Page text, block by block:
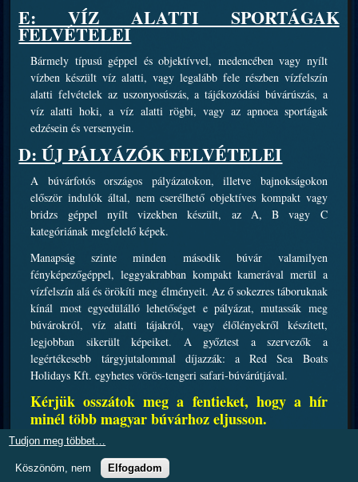
E: VÍZ ALATTI SPORTÁGAK
FELVÉTELEI
Bármely típusú géppel és objektívvel, medencében vagy nyílt
vízben készült víz alatti, vagy legalább fele részben vízfelszín
alatti felvételek az uszonyosúszás, a tájékozódási búvárúszás, a
víz alatti hoki, a víz alatti rögbi, vagy az apnoea sportágak
edzésein és versenyein.
D: ÚJ PÁLYÁZÓK FELVÉTELEI
A búvárfotós országos pályázatokon, illetve bajnokságokon
először indulók által, nem cserélhető objektíves kompakt vagy
bridzs géppel nyílt vizekben készült, az A, B vagy C
kategóriának megfelelő képek.
Manapság szinte minden második búvár valamilyen
fényképezőgéppel, leggyakrabban kompakt kamerával merül a
vízfelszín alá és örökíti meg élményeit. Az ő sokezres táboruknak
kínál most egyedülálló lehetőséget e pályázat, mutassák meg
búvárokról, víz alatti tájakról, vagy élőlényekről készített,
legjobban sikerült képeiket. A győztest a szervezők a
legértékesebb tárgyjutalommal díjazzák: a Red Sea Boats
Holidays Kft. egyhetes vörös-tengeri safari-búvárútjával.
Kérjük osszátok meg a fentieket, hogy a hír
minél több magyar búvárhoz eljusson.
Az oldalon található adatok másolása, vagy publikálása kizárólag a CMAS.hu
engedélyével lehetséges!
Az oldalt fejlesztette és üzemelteti a Best sales Team Kft.
Tudjon meg többet…
Köszönöm, nem Elfogadom